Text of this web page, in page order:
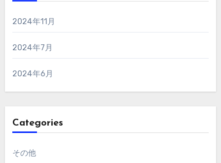
2024年11月
2024年7月
2024年6月
Categories
その他